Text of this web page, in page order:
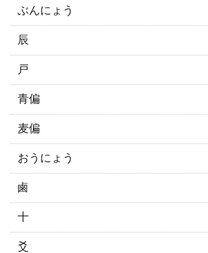
ぶんにょう
辰
戸
青偏
麦偏
おうにょう
鹵
十
爻